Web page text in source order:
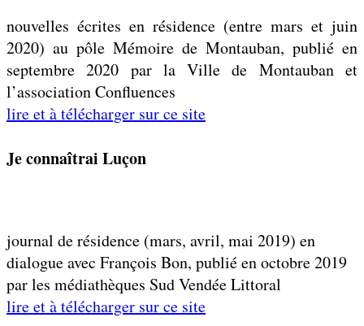
nouvelles écrites en résidence (entre mars et juin
2020) au pôle Mémoire de Montauban, publié en
septembre 2020 par la Ville de Montauban et
l’association Confluences
lire et à télécharger sur ce site
Je connaîtrai Luçon
journal de résidence (mars, avril, mai 2019) en
dialogue avec François Bon, publié en octobre 2019
par les médiathèques Sud Vendée Littoral
lire et à télécharger sur ce site